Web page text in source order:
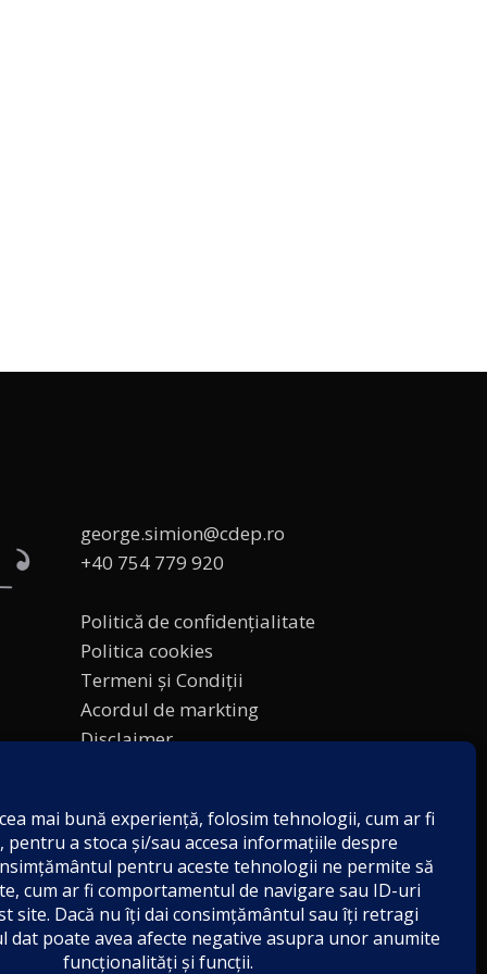
george.simion@cdep.ro
+40 754 779 920
Politică de confidențialitate
Politica cookies
Termeni și Condiții
Acordul de markting
Disclaimer